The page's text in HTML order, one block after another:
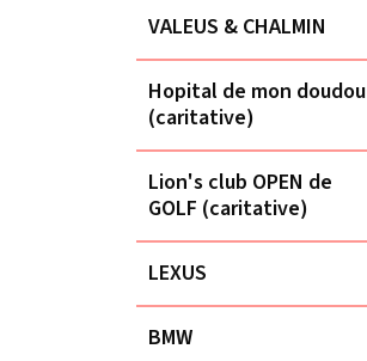
VALEUS & CHALMIN
Hopital de mon doudou
(caritative)
Lion's club OPEN de
GOLF (caritative)
LEXUS
BMW